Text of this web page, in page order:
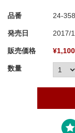
品番 24-358
発売日 2017/
販売価格 ¥1,100
数量